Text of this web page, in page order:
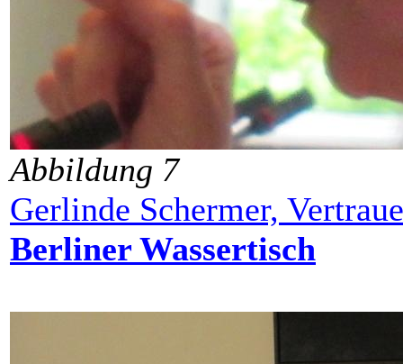
Abbildung 7
Gerlinde Schermer,
Berliner Wassertisch